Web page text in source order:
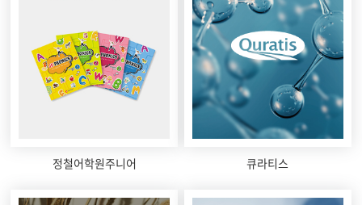
정철어학원주니어 큐라티스